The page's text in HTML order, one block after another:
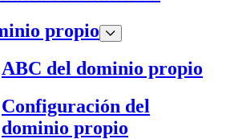
propio
ABC del dominio propio
Configuración del
dominio propio